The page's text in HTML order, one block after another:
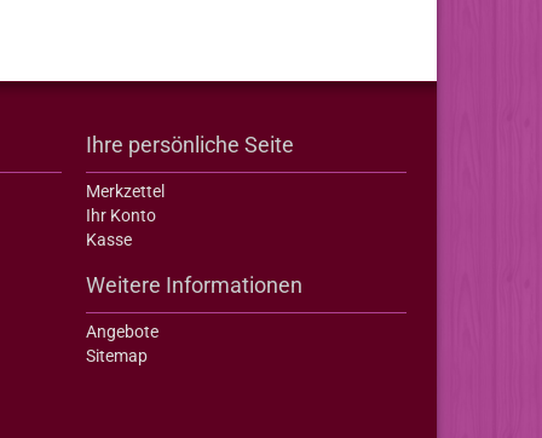
Ihre persönliche Seite
Merkzettel
Ihr Konto
Kasse
Weitere Informationen
Angebote
Sitemap